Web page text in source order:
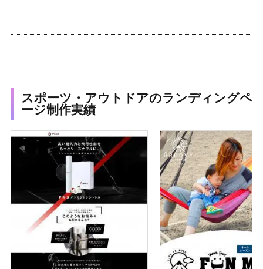
スポーツ・アウトドアのランディングペ
ージ制作実績